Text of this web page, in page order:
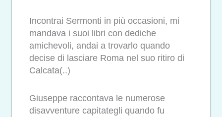
Incontrai Sermonti in più occasioni, mi
mandava i suoi libri con dediche
amichevoli, andai a trovarlo quando
decise di lasciare Roma nel suo ritiro di
Calcata(..)
Giuseppe raccontava le numerose
disavventure capitategli quando fu